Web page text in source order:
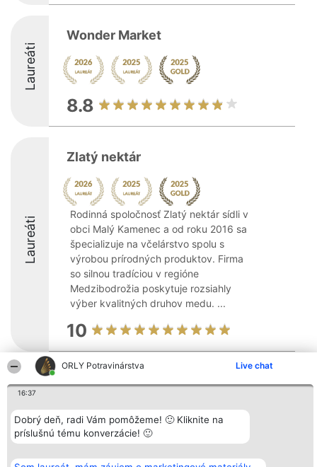
ORLY Potravinárstva Live chat
16:37
Dobrý deň, radi Vám pomôžeme! 🙂 Kliknite na
príslušnú tému konverzácie! 🙂
Laureáti
Wonder Market
8.8
Laureáti
Zlatý nektár
Rodinná spoločnosť Zlatý nektár sídli v
obci Malý Kamenec a od roku 2016 sa
špecializuje na včelárstvo spolu s
výrobou prírodných produktov. Firma
so silnou tradíciou v regióne
Medzibodrožia poskytuje rozsiahly
výber kvalitných druhov medu. ...
10
Organizátor hodnotenia
Bright Side Solutions sp. z o.
ul. Ruska 22
Wrocław 50-079
KRS 0000749100 | Regon
381313360 | NIP 8943132676
Laureáti
wszystkich
Laureatów
Podmienky
Obchodné
Zásady
Kontakt